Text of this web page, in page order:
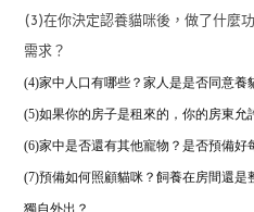
(3)在你決定認養貓咪後，做了什麼
需求？
(4)家中人口有哪些？家人是是否同意養
(5)如果你的房子是租來的，你的房東允
(6)家中是否還有其他寵物？是否預備好
(7)預備如何照顧貓咪？飼養在房間還